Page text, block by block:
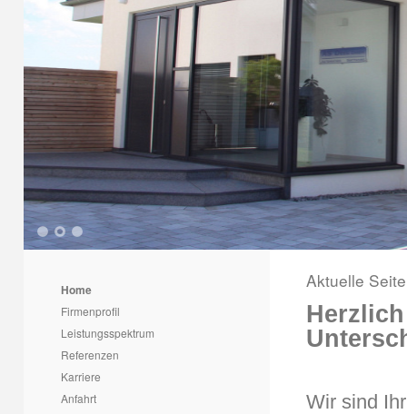
1 2 3
Home
Firmenprofil
Leistungsspektrum
Referenzen
Karriere
Anfahrt
Aktuelle
Wir sind